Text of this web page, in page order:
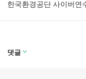
댓글